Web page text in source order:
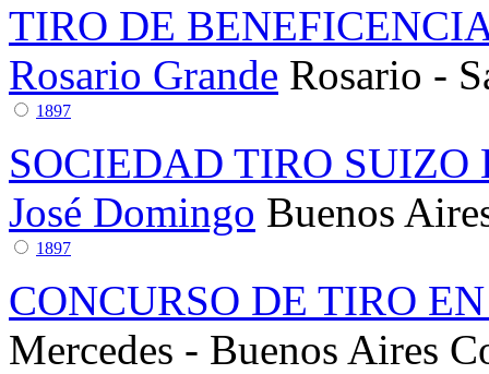
TIRO DE
Rosario Grande Rosario -
1897
SOCIEDAD TIRO SUIZO
José Domingo Buenos
1897
CONCURSO DE TIRO
Mercedes - Buenos Aires